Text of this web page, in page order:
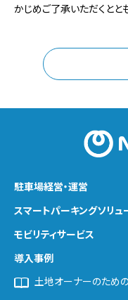
かじめご了承いただくとと
駐車場経営・運営
スマートパーキングソリュ
モビリティサービス
導入事例
土地オーナーのため